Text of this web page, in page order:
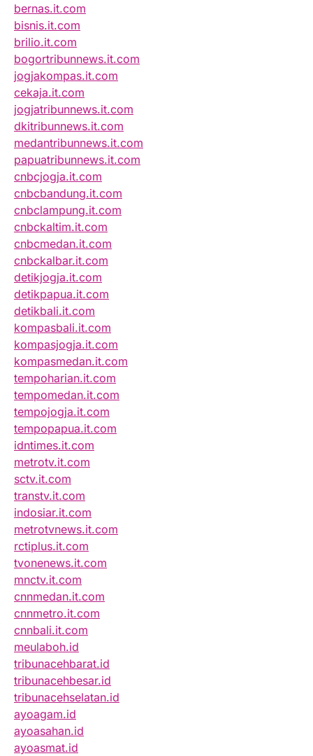
bernas.it.com
bisnis.it.com
brilio.it.com
bogortribunnews.it.com
jogjakompas.it.com
cekaja.it.com
jogjatribunnews.it.com
dkitribunnews.it.com
medantribunnews.it.com
papuatribunnews.it.com
cnbcjogja.it.com
cnbcbandung.it.com
cnbclampung.it.com
cnbckaltim.it.com
cnbcmedan.it.com
cnbckalbar.it.com
detikjogja.it.com
detikpapua.it.com
detikbali.it.com
kompasbali.it.com
kompasjogja.it.com
kompasmedan.it.com
tempoharian.it.com
tempomedan.it.com
tempojogja.it.com
tempopapua.it.com
idntimes.it.com
metrotv.it.com
sctv.it.com
transtv.it.com
indosiar.it.com
metrotvnews.it.com
rctiplus.it.com
tvonenews.it.com
mnctv.it.com
cnnmedan.it.com
cnnmetro.it.com
cnnbali.it.com
meulaboh.id
tribunacehbarat.id
tribunacehbesar.id
tribunacehselatan.id
ayoagam.id
ayoasahan.id
ayoasmat.id